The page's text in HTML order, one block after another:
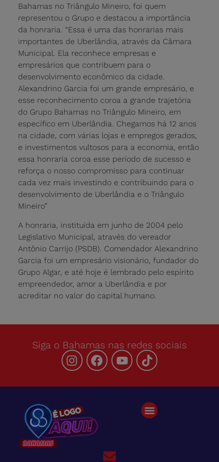
Bahamas no Triângulo Mineiro, foi quem
representou o Grupo e destacou a importância
da honraria. “Essa é uma das honrarias mais
importantes de Uberlândia, através da Câmara
Municipal. Ela reconhece empresas e
empresários que contribuem para o
desenvolvimento econômico da cidade.
Alexandrino Garcia foi um grande empresário, e
esse reconhecimento coroa a grande trajetória
do Grupo Bahamas no Triângulo Mineiro, em
específico em Uberlândia. Chegamos há 12 anos
na cidade, com várias lojas e empregos gerados,
e investimentos vultosos para a economia, então
essa honraria coroa esse período de sucesso e
reforça o nosso compromisso para continuar
cada vez mais investindo e contribuindo para o
desenvolvimento de Uberlândia e o Triângulo
Mineiro”
A honraria, instituída em junho de 2004 pelo
Legislativo Municipal, através do vereador
Antônio Carrijo (PSDB). Comendador Alexandrino
Garcia foi um empresário visionário, fundador do
Grupo Algar, e até hoje é lembrado pelo espírito
empreendedor, amor a Uberlândia e por
acreditar no valor do capital humano.
Siga o Bahamas nas redes sociais